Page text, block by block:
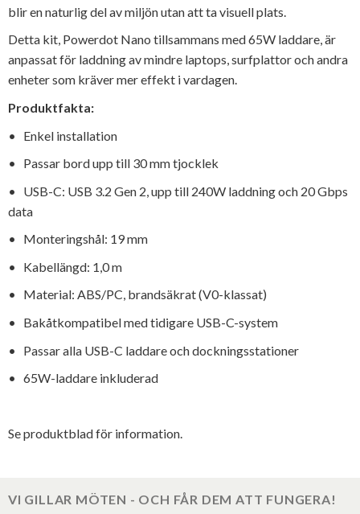
blir en naturlig del av miljön utan att ta visuell plats.
Detta kit, Powerdot Nano tillsammans med 65W laddare, är
anpassat för laddning av mindre laptops, surfplattor och andra
enheter som kräver mer effekt i vardagen.
Produktfakta:
• Enkel installation
• Passar bord upp till 30 mm tjocklek
• USB-C: USB 3.2 Gen 2, upp till 240W laddning och 20 Gbps
data
• Monteringshål: 19 mm
• Kabellängd: 1,0 m
• Material: ABS/PC, brandsäkrat (V0-klassat)
• Bakåtkompatibel med tidigare USB-C-system
• Passar alla USB-C laddare och dockningsstationer
• 65W-laddare inkluderad
Se produktblad för information.
VI GILLAR MÖTEN - OCH FÅR DEM ATT FUNGERA!